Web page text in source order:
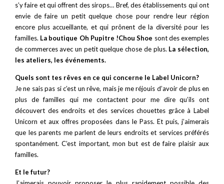
s’y faire et qui offrent des sirops… Bref, des établissements qui ont
envie de faire un petit quelque chose pour rendre leur région
encore plus accueillante, et qui prônent de la diversité pour les
familles. La boutique Oh Pupitre !Chou Shoe sont des exemples
de commerces avec un petit quelque chose de plus. La sélection,
les ateliers, les événements.
Quels sont tes rêves en ce qui concerne le Label Unicorn?
Je ne sais pas si c’est un rêve, mais je me réjouis d’avoir de plus en
plus de familles qui me contactent pour me dire qu’ils ont
découvert des endroits et des services chouettes grâce à Label
Unicorn et aux offres proposées dans le Pass. Et puis, j’aimerais
que les parents me parlent de leurs endroits et services préférés
spontanément. C’est important, mon but est de faire plaisir aux
familles.
Et le futur?